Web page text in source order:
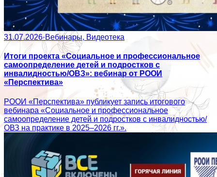
31.07.2026·Вебинары, Видеотека
Итоги проекта «Социальное и профессиональное
самоопределение детей и подростков с
инвалидностью/ОВЗ»: вебинар от РООИ
«Перспектива»
РООИ «Перспектива» публикует запись итогового
вебинара «Социальное и профессиональное
самоопределение детей и подростков с инвалидностью/
ОВЗ на практике в 2025–2026 гг.».